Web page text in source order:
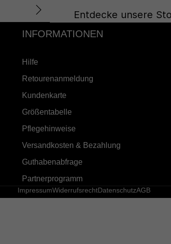
Entdecke unsere
INFORMATIONEN
Hilfe
Retourenanmeldung
Kundenkarte
Größentabelle
Pflegehinweise
Versandkosten & Bezahlung
Guthabenabfrage
Partnerprogramm
ImpressumWiderrufsrechtDatenschutzAGB